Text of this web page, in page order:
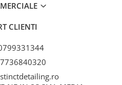
CLIENTI